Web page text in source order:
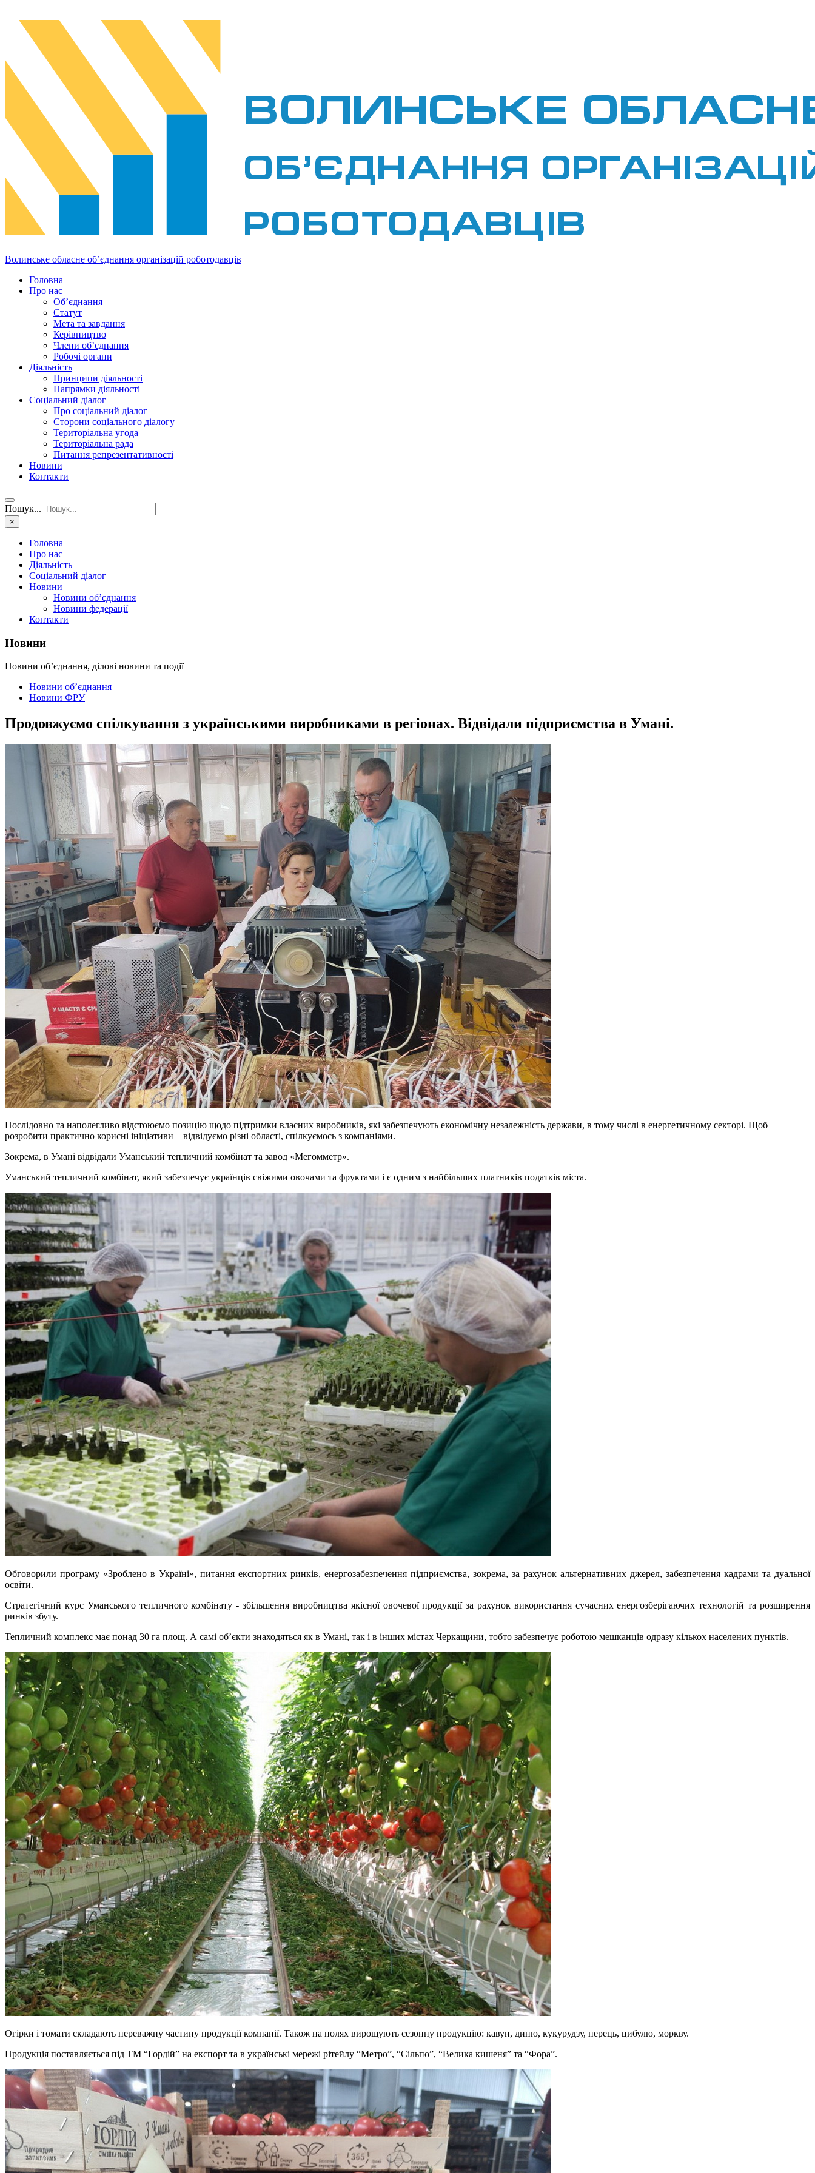
Волинське обласне об’єднання організацій роботодавців
Головна
Про нас
Об’єднання
Статут
Мета та завдання
Керівництво
Члени об’єднання
Робочі органи
Діяльність
Принципи діяльності
Напрямки діяльності
Соціальний діалог
Про соціальний діалог
Сторони соціального діалогу
Територіальна угода
Територіальна рада
Питання репрезентативності
Новини
Контакти
Пошук...
×
Головна
Про нас
Діяльність
Соціальний діалог
Новини
Новини об’єднання
Новини федерації
Контакти
Новини
Новини об’єднання, ділові новини та події
Новини об’єднання
Новини ФРУ
Продовжуємо спілкування з українськими виробниками в регіонах. Відвідали підприємства в Умані.
Послідовно та наполегливо відстоюємо позицію щодо підтримки власних виробників, які забезпечують економічну незалежність держави, в тому числі в енергетичному секторі. Щоб
розробити практично корисні ініціативи – відвідуємо різні області, спілкуємось з компаніями.
Зокрема, в Умані відвідали Уманський тепличний комбінат та завод «Мегомметр».
Уманський тепличний комбінат, який забезпечує українців свіжими овочами та фруктами і є одним з найбільших платників податків міста.
Обговорили програму «Зроблено в Україні», питання експортних ринків, енергозабезпечення підприємства, зокрема, за рахунок альтернативних джерел, забезпечення кадрами та дуальної
освіти.
Стратегічний курс Уманського тепличного комбінату - збільшення виробництва якісної овочевої продукції за рахунок використання сучасних енергозберігаючих технологій та розширення
ринків збуту.
Тепличний комплекс має понад 30 га площ. А самі об’єкти знаходяться як в Умані, так і в інших містах Черкащини, тобто забезпечує роботою мешканців одразу кількох населених пунктів.
Огірки і томати складають переважну частину продукції компанії. Також на полях вирощують сезонну продукцію: кавун, диню, кукурудзу, перець, цибулю, моркву.
Продукція поставляється під ТМ “Гордій” на експорт та в українські мережі рітейлу “Метро”, “Сільпо”, “Велика кишеня” та “Фора”.